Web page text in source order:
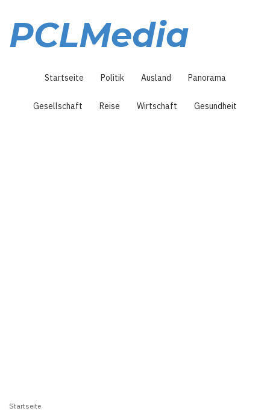
Inhalt
PCLMedia
Startseite Politik Ausland Panorama
Gesellschaft Reise Wirtschaft Gesundheit
Startseite